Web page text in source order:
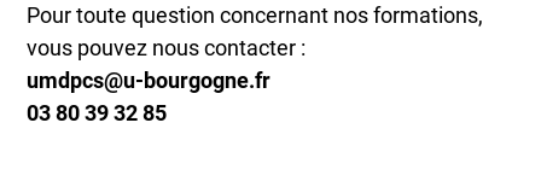
Pour toute question concernant nos formations,
vous pouvez nous contacter :
umdpcs@u-bourgogne.fr
03 80 39 32 85